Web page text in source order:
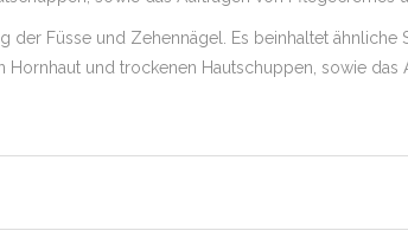
Füsse und Zehennägel. Es beinhaltet
Hornhaut und trockenen Hautschuppen, sowie